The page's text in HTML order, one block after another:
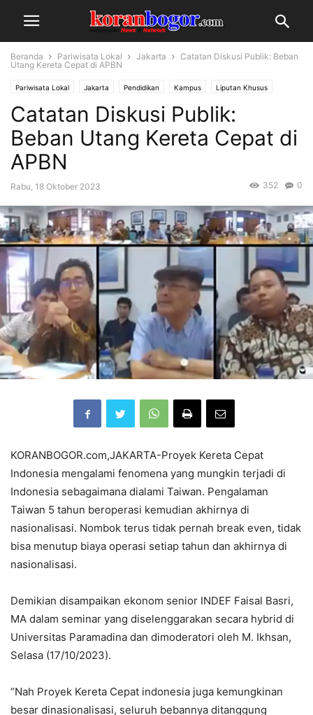
Beranda Pariwisata Lokal Jakarta
Catatan Diskusi Publik: Beban
Utang Kereta Cepat di APBN
Pariwisata Lokal Jakarta Pendidikan Kampus Liputan Khusus
Catatan Diskusi Publik:
Beban Utang Kereta Cepat di
APBN
Rabu, 18 Oktober 2023 0
352
KORANBOGOR.com,JAKARTA-Proyek Kereta Cepat
Indonesia mengalami fenomena yang mungkin terjadi di
Indonesia sebagaimana dialami Taiwan. Pengalaman
Taiwan 5 tahun beroperasi kemudian akhirnya di
nasionalisasi. Nombok terus tidak pernah break even, tidak
bisa menutup biaya operasi setiap tahun dan akhirnya di
nasionalisasi.
Demikian disampaikan ekonom senior INDEF Faisal Basri,
MA dalam seminar yang diselenggarakan secara hybrid di
Universitas Paramadina dan dimoderatori oleh M. Ikhsan,
Selasa (17/10/2023).
“Nah Proyek Kereta Cepat indonesia juga kemungkinan
besar dinasionalisasi, seluruh bebannya ditanggung